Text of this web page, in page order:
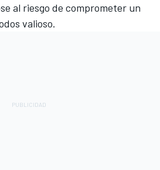
al riesgo de comprometer un
valioso.